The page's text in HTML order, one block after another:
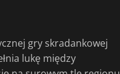
gry skradankowej
lukę między